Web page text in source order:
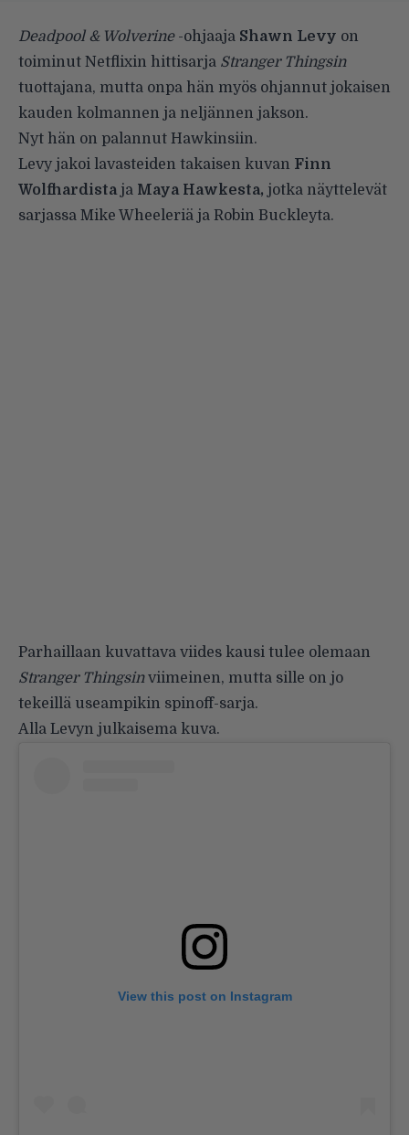
Deadpool & Wolverine-ohjaaja Shawn Levy on
toiminut Netflixin hittisarja Stranger Thingsin
tuottajana, mutta onpa hän myös ohjannut jokaisen
kauden kolmannen ja neljännen jakson.
Nyt hän on palannut Hawkinsiin.
Levy jakoi lavasteiden takaisen kuvan Finn
Wolfhardistaja Maya Hawkesta, jotka näyttelevät
sarjassa Mike Wheeleriä ja Robin Buckleyta.
Parhaillaan kuvattava viides kausi tulee olemaan
Stranger Thingsinviimeinen, mutta sille on jo
tekeillä useampikin spinoff-sarja.
Alla Levyn julkaisema kuva.
View this post on Instagram